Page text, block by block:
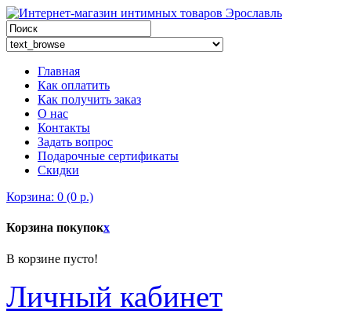
Главная
Как оплатить
Как получить заказ
О нас
Контакты
Задать вопрос
Подарочные сертификаты
Скидки
Корзина: 0 (0 р.)
Корзина покупокx
В корзине пусто!
Личный кабинет